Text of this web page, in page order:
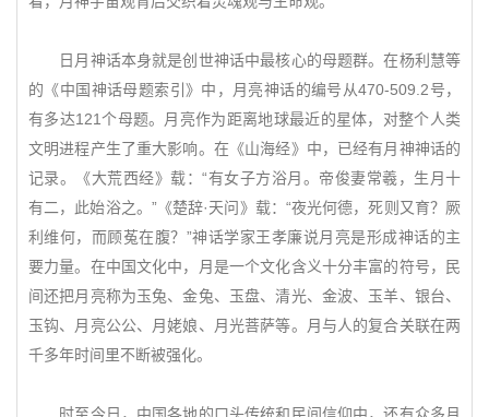
日月神话本身就是创世神话中最核心的母题群。在杨利慧等
的《中国神话母题索引》中，月亮神话的编号从470-509.2号，
有多达121个母题。月亮作为距离地球最近的星体，对整个人类
文明进程产生了重大影响。在《山海经》中，已经有月神神话的
记录。《大荒西经》载：“有女子方浴月。帝俊妻常羲，生月十
有二，此始浴之。”《楚辞·天问》载：“夜光何德，死则又育？厥
利维何，而顾菟在腹？”神话学家王孝廉说月亮是形成神话的主
要力量。在中国文化中，月是一个文化含义十分丰富的符号，民
间还把月亮称为玉兔、金兔、玉盘、清光、金波、玉羊、银台、
玉钩、月亮公公、月姥娘、月光菩萨等。月与人的复合关联在两
千多年时间里不断被强化。